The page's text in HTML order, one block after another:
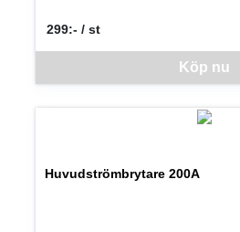
Denna vara går inte att beställa
Köp nu
299:- / st
SEK per ST
Huvudströmbrytare 200A